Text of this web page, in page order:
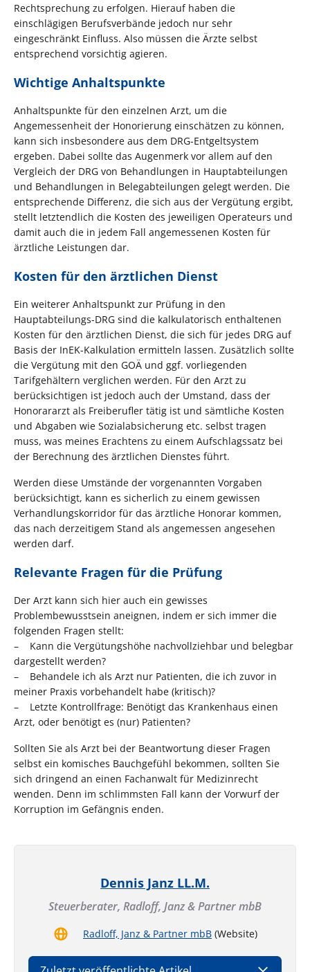
Rechtsprechung zu erfolgen. Hierauf haben die
einschlägigen Berufsverbände jedoch nur sehr
eingeschränkt Einfluss. Also müssen die Ärzte selbst
entsprechend vorsichtig agieren.
Wichtige Anhaltspunkte
Anhaltspunkte für den einzelnen Arzt, um die
Angemessenheit der Honorierung einschätzen zu können,
kann sich insbesondere aus dem DRG-Entgeltsystem
ergeben. Dabei sollte das Augenmerk vor allem auf den
Vergleich der DRG von Behandlungen in Hauptabteilungen
und Behandlungen in Belegabteilungen gelegt werden. Die
entsprechende Differenz, die sich aus der Vergütung ergibt,
stellt letztendlich die Kosten des jeweiligen Operateurs und
damit auch die in jedem Fall angemessenen Kosten für
ärztliche Leistungen dar.
Kosten für den ärztlichen Dienst
Ein weiterer Anhaltspunkt zur Prüfung in den
Hauptabteilungs-DRG sind die kalkulatorisch enthaltenen
Kosten für den ärztlichen Dienst, die sich für jedes DRG auf
Basis der InEK-Kalkulation ermitteln lassen. Zusätzlich sollte
die Vergütung mit den GOÄ und ggf. vorliegenden
Tarifgehältern verglichen werden. Für den Arzt zu
berücksichtigen ist jedoch auch der Umstand, dass der
Honorararzt als Freiberufler tätig ist und sämtliche Kosten
und Abgaben wie Sozialabsicherung etc. selbst tragen
muss, was meines Erachtens zu einem Aufschlagssatz bei
der Berechnung des ärztlichen Dienstes führt.
Werden diese Umstände der vorgenannten Vorgaben
berücksichtigt, kann es sicherlich zu einem gewissen
Verhandlungskorridor für das ärztliche Honorar kommen,
das nach derzeitigem Stand als angemessen angesehen
werden darf.
Relevante Fragen für die Prüfung
Der Arzt kann sich hier auch ein gewisses
Problembewusstsein aneignen, indem er sich immer die
folgenden Fragen stellt:
– Kann die Vergütungshöhe nachvollziehbar und belegbar
dargestellt werden?
– Behandele ich als Arzt nur Patienten, die ich zuvor in
meiner Praxis vorbehandelt habe (kritisch)?
– Letzte Kontrollfrage: Benötigt das Krankenhaus einen
Arzt, oder benötigt es (nur) Patienten?
Sollten Sie als Arzt bei der Beantwortung dieser Fragen
selbst ein komisches Bauchgefühl bekommen, sollten Sie
sich dringend an einen Fachanwalt für Medizinrecht
wenden. Denn im schlimmsten Fall kann der Vorwurf der
Korruption im Gefängnis enden.
Dennis Janz LL.M.
Steuerberater, Radloff, Janz & Partner mbB
Radloff, Janz & Partner mbB (Website)